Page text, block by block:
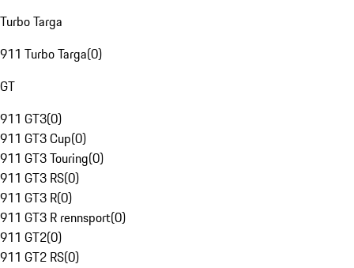
Turbo Targa
911 Turbo Targa(0)
GT
911 GT3(0)
911 GT3 Cup(0)
911 GT3 Touring(0)
911 GT3 RS(0)
911 GT3 R(0)
911 GT3 R rennsport(0)
911 GT2(0)
911 GT2 RS(0)